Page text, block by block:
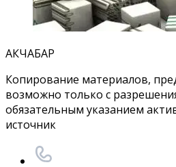
АКЧАБАР
Копирование материалов,
возможно только с
обязательным указанием
источник